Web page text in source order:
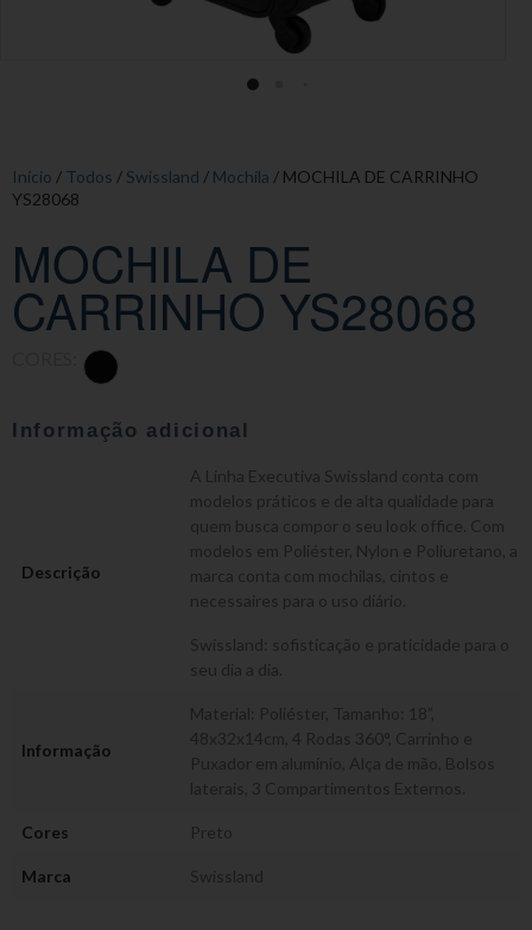
Início / Todos / Swissland / Mochila / MOCHILA DE CARRINHO
YS28068
MOCHILA DE
CARRINHO YS28068
Informação adicional
Descrição
A Linha Executiva Swissland conta com
modelos práticos e de alta qualidade para
quem busca compor o seu look office. Com
modelos em Poliéster, Nylon e Poliuretano, a
marca conta com mochilas, cintos e
necessaires para o uso diário.
Swissland: sofisticação e praticidade para o
seu dia a dia.
Informação
Material: Poliéster, Tamanho: 18”,
48x32x14cm, 4 Rodas 360°, Carrinho e
Puxador em alumínio, Alça de mão, Bolsos
laterais, 3 Compartimentos Externos.
Cores Preto
Marca Swissland